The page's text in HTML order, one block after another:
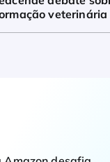
veterinária